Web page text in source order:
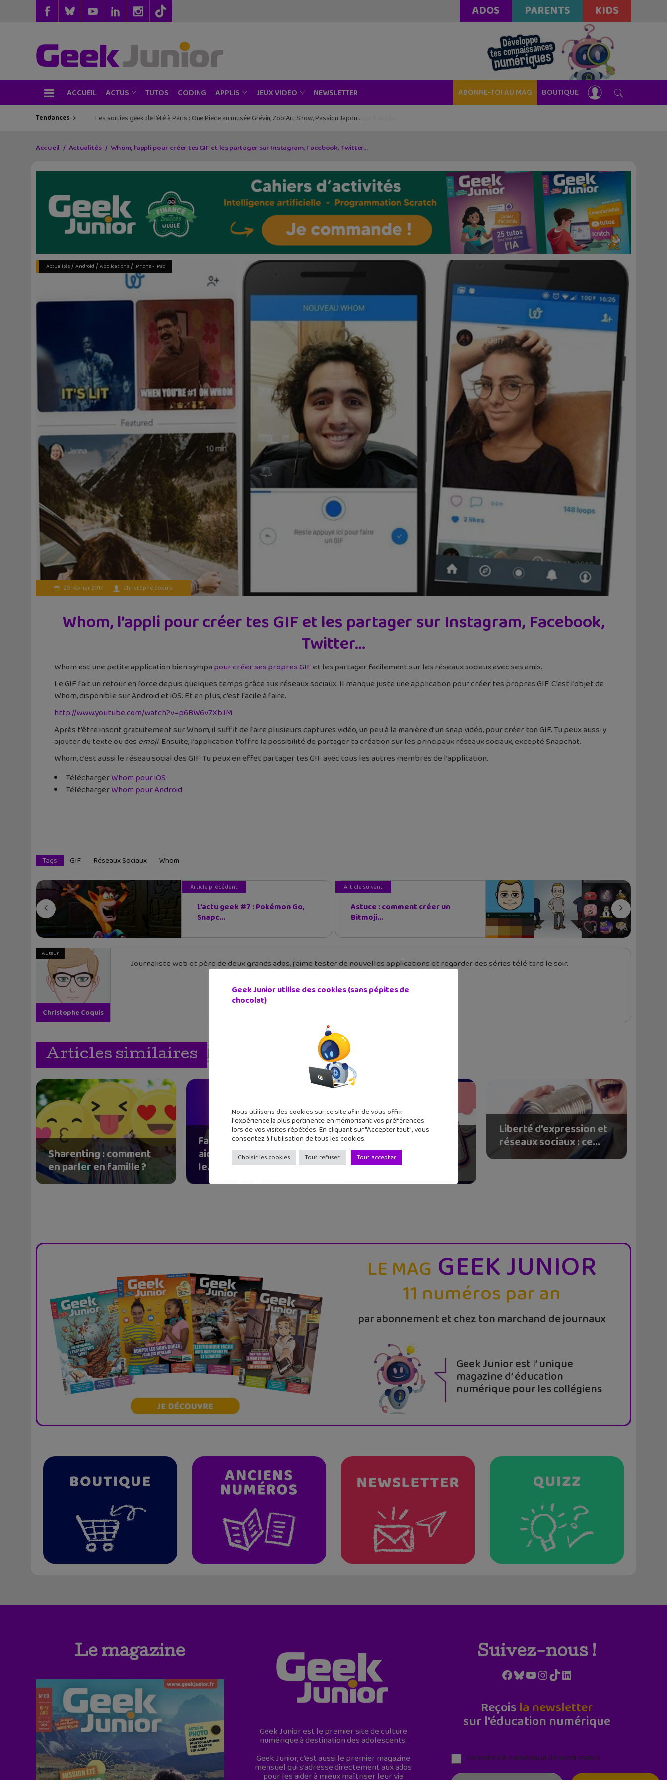
ADOS PARENTS KIDS
ACCUEIL ACTUS TUTOS CODING APPLIS JEUX VIDEO NEWSLETTER ABONNE-TOI AU MAG BOUTIQUE
Tendances Les sorties geek de l’été à Paris : One Piece au musée Grévin, Zoo Art Show, Passion Japon…
Accueil Actualités Whom, l’appli pour créer tes GIF et les partager sur Instagram, Facebook, Twitter…
Actualités/ Android / Applications/ iPhone - iPad
20 février 2017 Christophe Coquis
Whom, l’appli pour créer tes GIF et les partager sur Instagram, Facebook,
Twitter…
Whom est une petite application bien sympapour créer ses propres GIFet les partager facilement sur les réseaux sociaux avec ses amis.
Le GIF fait un retour en force depuis quelques temps grâce aux réseaux sociaux. Il manque juste une application pour créer tes propres GIF. C’est l’objet de
Whom, disponible sur Android et iOS. Et en plus, c’est facile à faire.
http://www.youtube.com/watch?v=p6BW6v7XbJM
Après t’être inscrit gratuitement sur Whom, il suffit de faire plusieurs captures vidéo, un peu à la manière d’un snap vidéo, pour créer ton GIF. Tu peux aussi y
ajouter du texte ou desemoji. Ensuite, l’application t’offre la possibilité de partager ta création sur les principaux réseaux sociaux, excepté Snapchat.
Whom, c’est aussi le réseau social des GIF. Tu peux en effet partager tes GIF avec tous les autres membres de l’application.
TéléchargerWhom pour iOS
TéléchargerWhom pour Android
Tags GIF Réseaux Sociaux Whom
Article précédent
L’actu geek #7 : Pokémon Go,
Snapc...
Article suivant
Astuce : comment créer un
Bitmoji...
Auteur
Christophe Coquis
Journaliste web et père de deux grands ados, j'aime tester de nouvelles applications et regarder des séries télé tard le soir.
Articles similaires
Sharenting : comment
en parler en famille ?
FantomApp, l’appli pour
aider à te protéger sur
le...
Les réseaux sociaux et
nos ados : un guide
dessiné...
Liberté d’expression et
réseaux sociaux : ce...
LE MAG GEEK JUNIOR
11 numéros par an
par abonnement et chez ton marchand de journaux
Geek Junior est l’ unique
magazine d’ éducation
numérique pour les collégiens
Le magazine
Geek Junior est le premier site de culture
numérique à destination des adolescents.
Geek Junior, c’est aussi le premier magazine
mensuel qui s’adresse directement aux ados
pour les aider à mieux maîtriser leur vie
Suivez-nous !
Facebook
Bluesky
YouTube
Instagram
TikTokLinkedIn
Reçois la newsletter
sur l'éducation numérique
Parentalité numérique (le lundi matin)
Geek Junior utilise des cookies (sans pépites de
chocolat)
Nous utilisons des cookies sur ce site afin de vous offrir
l'expérience la plus pertinente en mémorisant vos préférences
lors de vos visites répétées. En cliquant sur "Accepter tout", vous
consentez à l'utilisation de tous les cookies.
Choisir les cookies Tout refuser Tout accepter